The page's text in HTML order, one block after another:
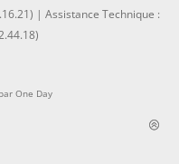
| Assistance Technique :
One Day